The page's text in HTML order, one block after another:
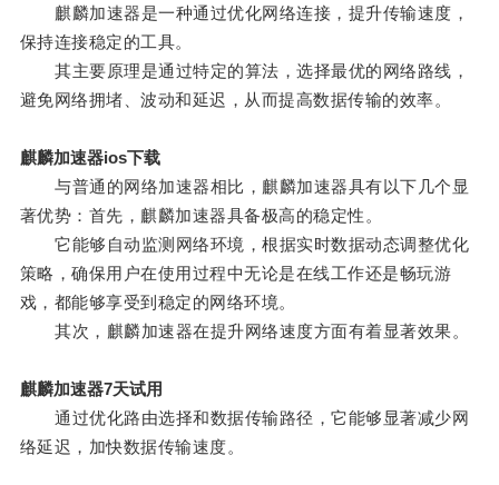
麒麟加速器是一种通过优化网络连接，提升传输速度，
保持连接稳定的工具。
其主要原理是通过特定的算法，选择最优的网络路线，
避免网络拥堵、波动和延迟，从而提高数据传输的效率。
麒麟加速器ios下载
与普通的网络加速器相比，麒麟加速器具有以下几个显
著优势：首先，麒麟加速器具备极高的稳定性。
它能够自动监测网络环境，根据实时数据动态调整优化
策略，确保用户在使用过程中无论是在线工作还是畅玩游
戏，都能够享受到稳定的网络环境。
其次，麒麟加速器在提升网络速度方面有着显著效果。
麒麟加速器7天试用
通过优化路由选择和数据传输路径，它能够显著减少网
络延迟，加快数据传输速度。